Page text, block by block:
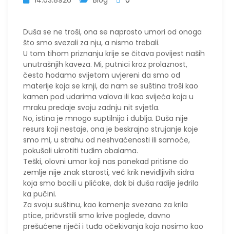
​Duša se ne troši, ona se naprosto umori od onoga
što smo svezali za nju, a nismo trebali.
U tom tihom priznanju krije se čitava povijest naših
unutrašnjih kaveza. Mi, putnici kroz prolaznost,
često hodamo svijetom uvjereni da smo od
materije koja se krnji, da nam se suština troši kao
kamen pod udarima valova ili kao svijeća koja u
mraku predaje svoju zadnju nit svjetla.
No, istina je mnogo suptilnija i dublja. Duša nije
resurs koji nestaje, ona je beskrajno strujanje koje
smo mi, u strahu od neshvaćenosti ili samoće,
pokušali ukrotiti tuđim obalama.
Teški, olovni umor koji nas ponekad pritisne do
zemlje nije znak starosti, već krik nevidljivih sidra
koja smo bacili u plićake, dok bi duša radije jedrila
ka pučini.
Za svoju suštinu, kao kamenje svezano za krila
ptice, pričvrstili smo krive poglede, davno
prešućene riječi i tuđa očekivanja koja nosimo kao